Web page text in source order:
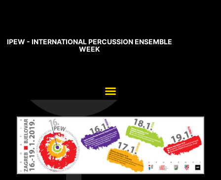
IPEW - INTERNATIONAL PERCUSSION ENSEMBLE
WEEK